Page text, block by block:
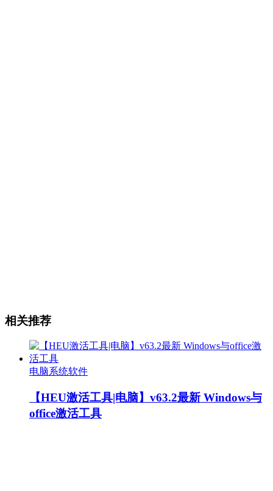
相关推荐
电脑系统软件
【HEU激活工具|电脑】v63.2最新 Windows与
office激活工具